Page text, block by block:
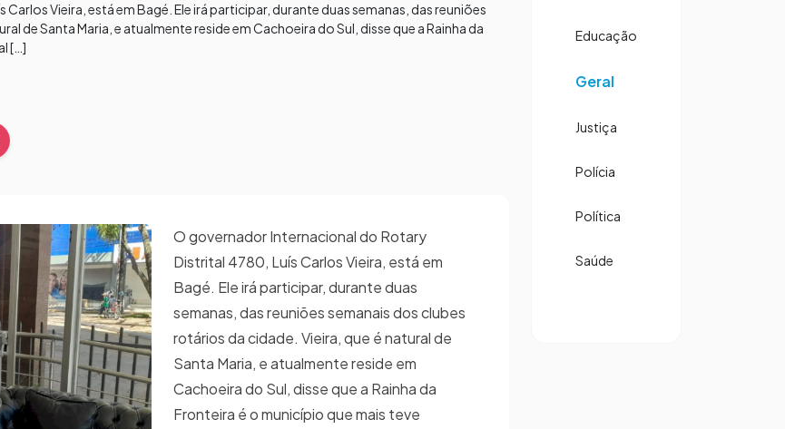
Vieira, está em Bagé. Ele irá participar, durante duas semanas, das reuniões
de Santa Maria, e atualmente reside em Cachoeira do Sul, disse que a Rainha da
[…]
O governador Internacional do Rotary
Distrital 4780, Luís Carlos Vieira, está em
Bagé. Ele irá participar, durante duas
semanas, das reuniões semanais dos clubes
rotários da cidade. Vieira, que é natural de
Santa Maria, e atualmente reside em
Cachoeira do Sul, disse que a Rainha da
Fronteira é o município que mais teve
Educação
Geral
Justiça
Polícia
Política
Saúde